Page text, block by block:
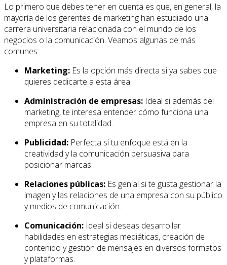
Lo primero que debes tener en cuenta es que, en general, la
mayoría de los gerentes de marketing han estudiado una
carrera universitaria relacionada con el mundo de los
negocios o la comunicación. Veamos algunas de más
comunes:
Marketing: Es la opción más directa si ya sabes que
quieres dedicarte a esta área.
Administración de empresas: Ideal si además del
marketing, te interesa entender cómo funciona una
empresa en su totalidad.
Publicidad: Perfecta si tu enfoque está en la
creatividad y la comunicación persuasiva para
posicionar marcas.
Relaciones públicas: Es genial si te gusta gestionar la
imagen y las relaciones de una empresa con su público
y medios de comunicación.
Comunicación: Ideal si deseas desarrollar
habilidades en estrategias mediáticas, creación de
contenido y gestión de mensajes en diversos formatos
y plataformas.